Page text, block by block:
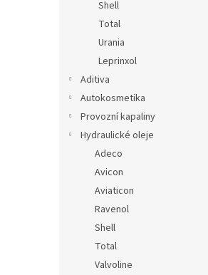
Shell
Total
Urania
Leprinxol
Aditiva
Autokosmetika
Provozní kapaliny
Hydraulické oleje
Adeco
Avicon
Aviaticon
Ravenol
Shell
Total
Valvoline